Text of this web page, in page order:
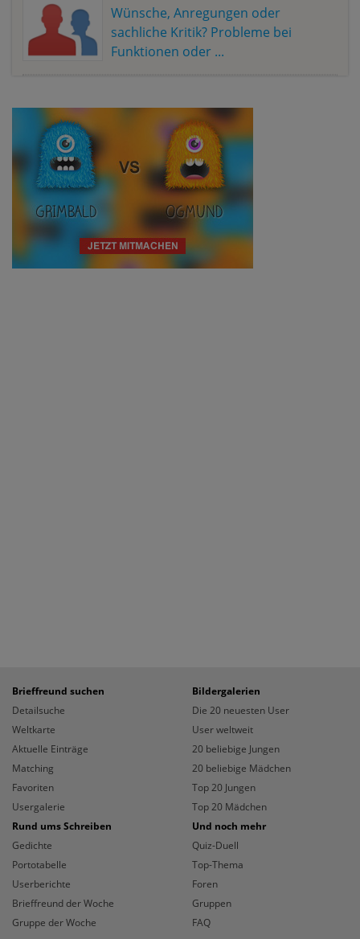
Wünsche, Anregungen oder
sachliche Kritik? Probleme bei
Funktionen oder ...
Brieffreund suchen
Detailsuche
Weltkarte
Aktuelle Einträge
Matching
Favoriten
Usergalerie
Bildergalerien
Die 20 neuesten User
User weltweit
20 beliebige Jungen
20 beliebige Mädchen
Top 20 Jungen
Top 20 Mädchen
Rund ums Schreiben
Gedichte
Portotabelle
Userberichte
Brieffreund der Woche
Gruppe der Woche
Und noch mehr
Quiz-Duell
Top-Thema
Foren
Gruppen
FAQ